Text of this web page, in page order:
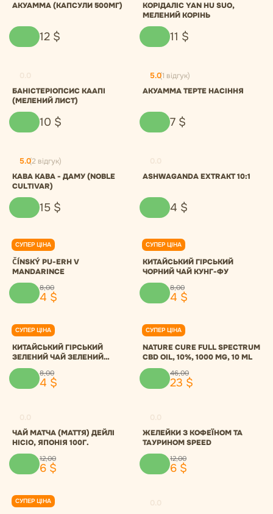
АКУАММА (КАПСУЛИ 500МГ)
12 $
КОРІДАЛІС YAN HU SUO,
МЕЛЕНИЙ КОРІНЬ
11 $
БАНІСТЕРІОПСИС КААПІ
(МЕЛЕНИЙ ЛИСТ)
10 $
5.0(1 відгук)
АКУАММА ТЕРТЕ НАСІННЯ
7 $
5.0(2 відгук)
КАВА КАВА - ДАМУ (NOBLE
CULTIVAR)
15 $
ASHWAGANDA EXTRAKT 10:1
4 $
СУПЕР ЦІНА
0.0
ČÍNSKÝ PU-ERH V
MANDARINCE
8,00
4 $
СУПЕР ЦІНА
0.0
КИТАЙСЬКИЙ ГІРСЬКИЙ
ЧОРНИЙ ЧАЙ КУНГ-ФУ
8,00
4 $
СУПЕР ЦІНА
0.0
КИТАЙСЬКИЙ ГІРСЬКИЙ
ЗЕЛЕНИЙ ЧАЙ ЗЕЛЕНИЙ
ТУМАН
8,00
4 $
СУПЕР ЦІНА
0.0
NATURE CURE FULL SPECTRUM
CBD OIL, 10%, 1000 MG, 10 ML
46,00
23 $
ЧАЙ МАТЧА (МАТТЯ) ДЕЙЛІ
НІСІО, ЯПОНІЯ 100Г.
12,00
6 $
ЖЕЛЕЙКИ З КОФЕЇНОМ ТА
ТАУРИНОМ SPEED
12,00
6 $
СУПЕР ЦІНА
0.0